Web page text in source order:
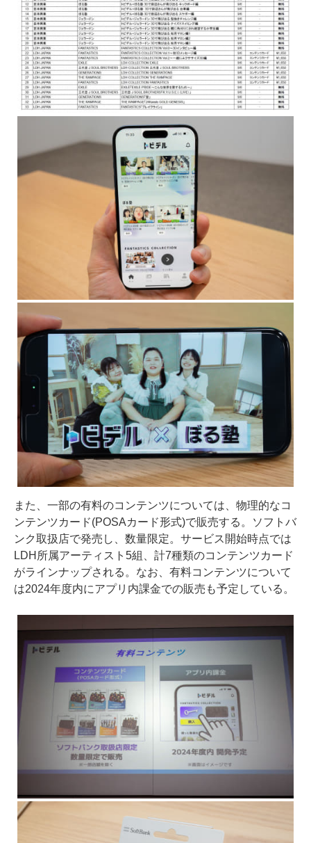
また、一部の有料のコンテンツについては、物理的なコ
ンテンツカード(POSAカード形式)で販売する。ソフトバ
ンク取扱店で発売し、数量限定。サービス開始時点では
LDH所属アーティスト5組、計7種類のコンテンツカード
がラインナップされる。なお、有料コンテンツについて
は2024年度内にアプリ内課金での販売も予定している。